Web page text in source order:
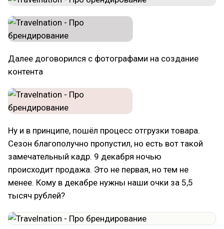
Далее договорился с фотографами на создание
контента
Ну и в принципе, пошёл процесс отгрузки товара.
Сезон благополучно пропустил, но есть вот такой
замечательный кадр. 9 декабря ночью
происходит продажа. Это не первая, но тем не
менее. Кому в декабре нужны наши очки за 5,5
тысяч рублей?